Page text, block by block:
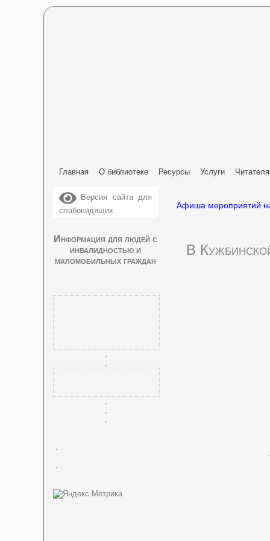
Главная О библиотеке Ресурсы Услуги
Версия сайта для
слабовидящих
Информация для людей с
инвалидностью и
маломобильных граждан
Афиша мероприятий
В